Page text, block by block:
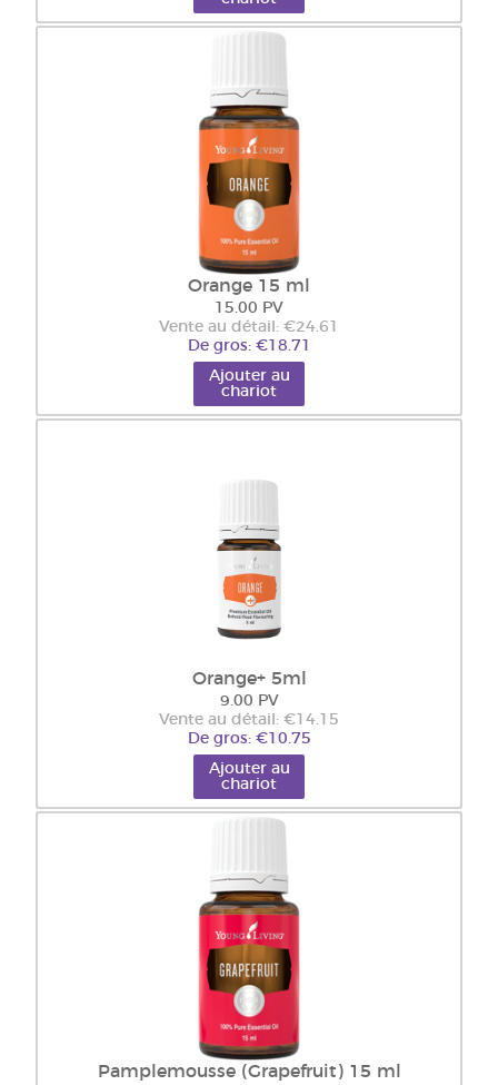
Orange 15 ml
15.00 PV
Vente au détail: €24.61
De gros: €18.71
Ajouter au
chariot
Orange+ 5ml
9.00 PV
Vente au détail: €14.15
De gros: €10.75
Ajouter au
chariot
Pamplemousse (Grapefruit) 15 ml